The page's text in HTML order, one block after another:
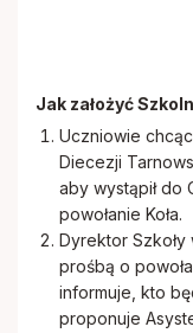
Jak założyć
Uczniowie
Diecezji
aby wystąpił do
powołanie Koła.
Dyrektor
prośbą o
informuje, kto
proponuje